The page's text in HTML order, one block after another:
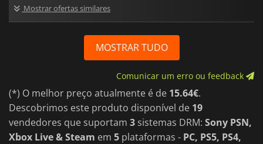
Mostrar ofertas similares
MOSTRAR TUDO
Comunicar um erro ou feedback
(*) O melhor preço atualmente é de 15.64€.
Descobrimos este produto disponível de 19
vendedores que suportam 3 sistemas DRM: Sony PSN,
Xbox Live & Steam em 5 plataformas - PC, PS5, PS4,